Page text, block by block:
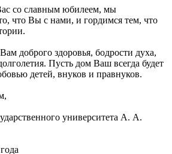
со славным юбилеем, мы
что Вы с нами, и гордимся тем, что
доброго здоровья, бодрости духа,
Пусть дом Ваш всегда будет
детей, внуков и правнуков.
университета А. А.